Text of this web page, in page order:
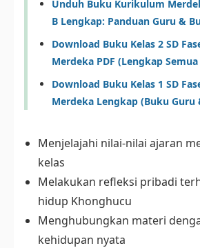
Unduh Buku Kurikulum
B Lengkap: Panduan Guru &
Download Buku Kelas 2 SD
Merdeka PDF (Lengkap
Download Buku Kelas 1 SD
Merdeka Lengkap (Buku Guru
Menjelajahi nilai-nilai ajaran
kelas
Melakukan refleksi pribadi
hidup Khonghucu
Menghubungkan materi
kehidupan nyata